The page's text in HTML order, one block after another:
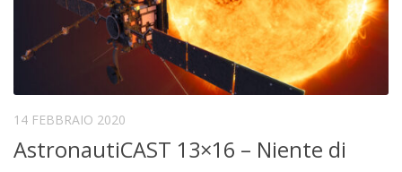
14 FEBBRAIO 2020
AstronautiCAST 13×16 – Niente di